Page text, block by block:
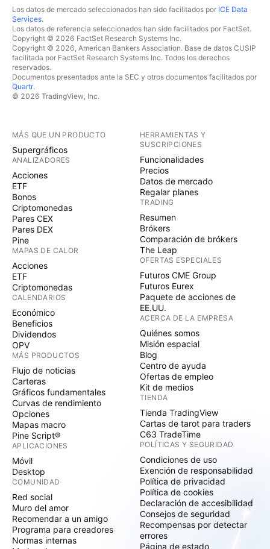
Los datos de mercado seleccionados han sido facilitados por ICE Data
Services.
Los datos de referencia seleccionados han sido facilitados por FactSet.
Copyright © 2026 FactSet Research Systems Inc.
Copyright © 2026, American Bankers Association. Base de datos CUSIP
facilitada por FactSet Research Systems Inc. Todos los derechos
reservados.
Documentos presentados ante la SEC y otros documentos facilitados por
Quartr.
© 2026 TradingView, Inc.
MÁS QUE UN PRODUCTO
Supergráficos
ANALIZADORES
Acciones
ETF
Bonos
Criptomonedas
Pares CEX
Pares DEX
Pine
MAPAS DE CALOR
Acciones
ETF
Criptomonedas
CALENDARIOS
Económico
Beneficios
Dividendos
OPV
MÁS PRODUCTOS
Flujo de noticias
Carteras
Gráficos fundamentales
Curvas de rendimiento
Opciones
Mapas macro
Pine Script®
APLICACIONES
Móvil
Desktop
COMUNIDAD
Red social
Muro del amor
Recomendar a un amigo
Programa para creadores
Normas internas
HERRAMIENTAS Y
SUSCRIPCIONES
Funcionalidades
Precios
Datos de mercado
Regalar planes
TRADING
Resumen
Brókers
Comparación de brókers
The Leap
OFERTAS ESPECIALES
Futuros CME Group
Futuros Eurex
Paquete de acciones de
EE.UU.
ACERCA DE LA EMPRESA
Quiénes somos
Misión espacial
Blog
Centro de ayuda
Ofertas de empleo
Kit de medios
TIENDA
Tienda TradingView
Cartas de tarot para traders
C63 TradeTime
POLÍTICAS Y SEGURIDAD
Condiciones de uso
Exención de responsabilidad
Política de privacidad
Política de cookies
Declaración de accesibilidad
Consejos de seguridad
Recompensas por detectar
errores
Página de estado